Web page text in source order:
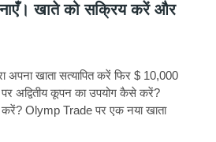
खाते को सक्रिय करें और
अपना खाता सत्यापित करें फिर $ 10,000
पर अद्वितीय कूपन का उपयोग कैसे करें?
Olymp Trade पर एक नया खाता